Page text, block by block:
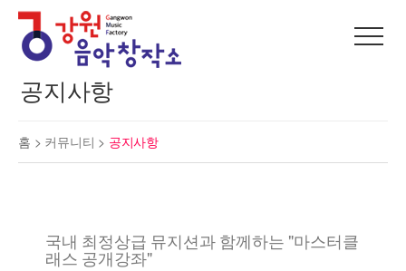
공지사항
홈 > 커뮤니티 > 공지사항
국내 최정상급 뮤지션과 함께하는 "마스터클
래스 공개강좌"